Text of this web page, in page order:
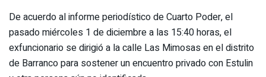
De acuerdo al informe periodístico de Cuarto Poder, el
pasado miércoles 1 de diciembre a las 15:40 horas, el
exfuncionario se dirigió a la calle Las Mimosas en el distrito
de Barranco para sostener un encuentro privado con Estulin